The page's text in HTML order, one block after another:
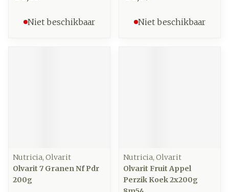
Niet beschikbaar Niet beschikbaar
Nutricia, Olvarit
Olvarit 7 Granen Nf Pdr
200g
Nutricia, Olvarit
Olvarit Fruit Appel
Perzik Koek 2x200g